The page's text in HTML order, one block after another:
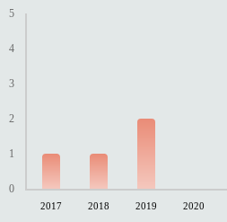
0
1
2
3
4
5
2017 2018 2019 2020